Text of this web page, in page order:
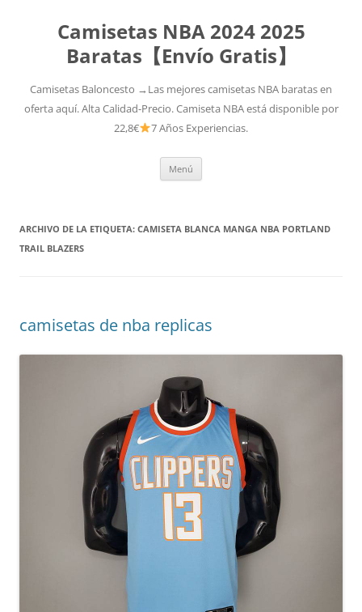
Camisetas NBA 2024 2025
Baratas【Envío Gratis】
Camisetas Baloncesto →Las mejores camisetas NBA baratas en
oferta aquí. Alta Calidad-Precio. Camiseta NBA está disponible por
22,8€
7 Años Experiencias.
Menú
ARCHIVO DE LA ETIQUETA: CAMISETA BLANCA MANGA NBA PORTLAND
TRAIL BLAZERS
camisetas de nba replicas